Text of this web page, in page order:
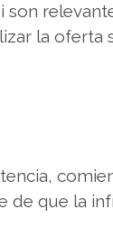
la
de que la